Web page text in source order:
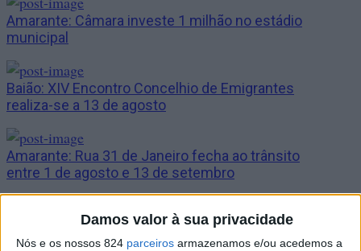
Damos valor à sua privacidade
Nós e os nossos 824 parceiros armazenamos e/ou acedemos a
Amarante: Câmara investe 1 milhão no estádio
municipal
Baião: XIV Encontro Concelhio de Emigrantes
realiza-se a 13 de agosto
Amarante: Rua 31 de Janeiro fecha ao trânsito
entre 1 de agosto e 13 de setembro
Amarante: Câmara anuncia recuperação da
Biblioteca Municipal